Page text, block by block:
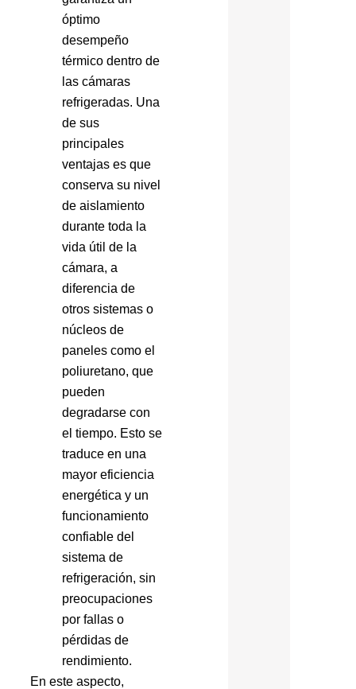
óptimo
desempeño
térmico dentro de
las cámaras
refrigeradas. Una
de sus
principales
ventajas es que
conserva su nivel
de aislamiento
durante toda la
vida útil de la
cámara, a
diferencia de
otros sistemas o
núcleos de
paneles como el
poliuretano, que
pueden
degradarse con
el tiempo. Esto se
traduce en una
mayor eficiencia
energética y un
funcionamiento
confiable del
sistema de
refrigeración, sin
preocupaciones
por fallas o
pérdidas de
rendimiento.
En este aspecto,